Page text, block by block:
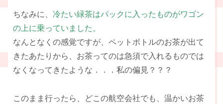
ちなみに、 冷たい緑茶はパックに入ったものがワゴン
の上に乗っていました。
なんとなくの感覚ですが、ペットボトルのお茶が出て
きたあたりから、お茶ってのは急須で入れるものでは
なくなってきたような．．．私の偏見？？？
このまま行ったら、どこの航空会社でも、温かいお茶